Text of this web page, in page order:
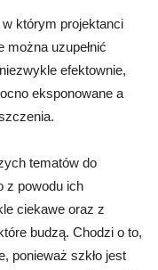
którym projektanci
można uzupełnić
efektownie,
eksponowane a
tematów do
z powodu ich
ciekawe oraz z
budzą. Chodzi o to,
ponieważ szkło jest